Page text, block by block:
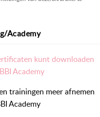
Academy
kunt downloaden
Academy
trainingen meer afnemen
Academy